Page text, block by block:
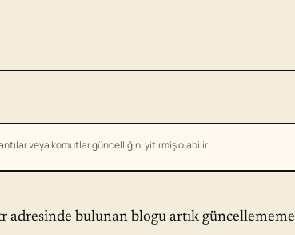
veya komutlar güncelliğini yitirmiş olabilir.
bulunan blogu artık güncellememe